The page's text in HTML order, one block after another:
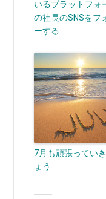
いるプラットフォ
の社長のSNSをフ
ーする
7月も頑張ってい
ょう